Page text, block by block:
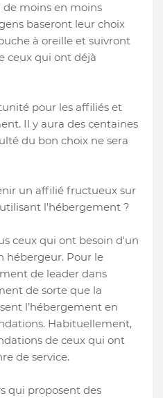
moins en moins
baseront leur choix
à oreille et suivront
ceux qui ont déjà
pour les affiliés et
Il y aura des centaines
du bon choix ne sera
un affilié fructueux sur
l'hébergement ?
ceux qui ont besoin d'un
hébergeur. Pour le
de leader dans
de sorte que la
l’hébergement en
Habituellement,
de ceux qui ont
de service.
qui proposent des